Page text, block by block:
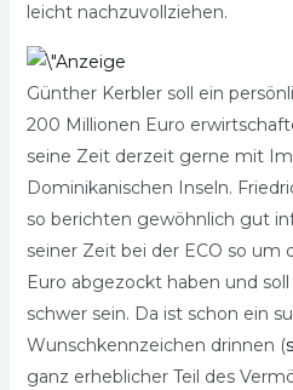
leicht nachzuvollziehen.
Günther Kerbler soll ein
200 Millionen Euro
seine Zeit derzeit gerne mit
Dominikanischen Inseln.
so berichten gewöhnlich gut
seiner Zeit bei der ECO so um
Euro abgezockt haben und
schwer sein. Da ist schon ein
Wunschkennzeichen drinnen (
ganz erheblicher Teil des